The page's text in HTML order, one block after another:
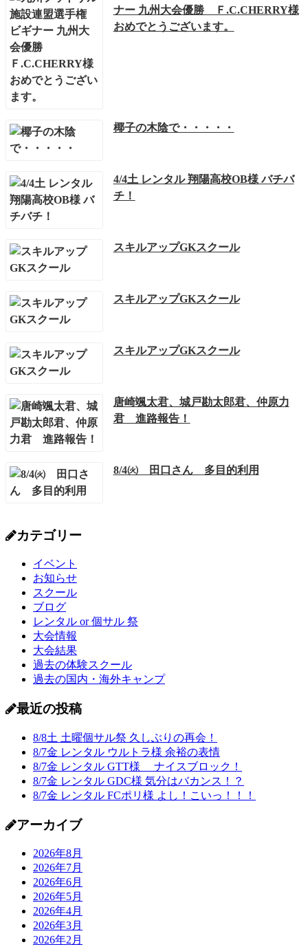
ナー 九州大会優勝 Ｆ.C.CHERRY様
おめでとうございます。
椰子の木陰で・・・・・
4/4土 レンタル 翔陽高校OB様 バチバ
チ！
スキルアップGKスクール
スキルアップGKスクール
スキルアップGKスクール
唐崎颯太君、城戸勘太郎君、仲原力
君 進路報告！
8/4㈫ 田口さん 多目的利用
カテゴリー
イベント
お知らせ
スクール
ブログ
レンタル or 個サル 祭
大会情報
大会結果
過去の体験スクール
過去の国内・海外キャンプ
最近の投稿
8/8土 土曜個サル祭 久しぶりの再会！
8/7金 レンタル ウルトラ様 余裕の表情
8/7金 レンタル GTT様 ナイスブロック！
8/7金 レンタル GDC様 気分はバカンス！？
8/7金 レンタル FCポリ様 よし！こいっ！！！
アーカイブ
2026年8月
2026年7月
2026年6月
2026年5月
2026年4月
2026年3月
2026年2月